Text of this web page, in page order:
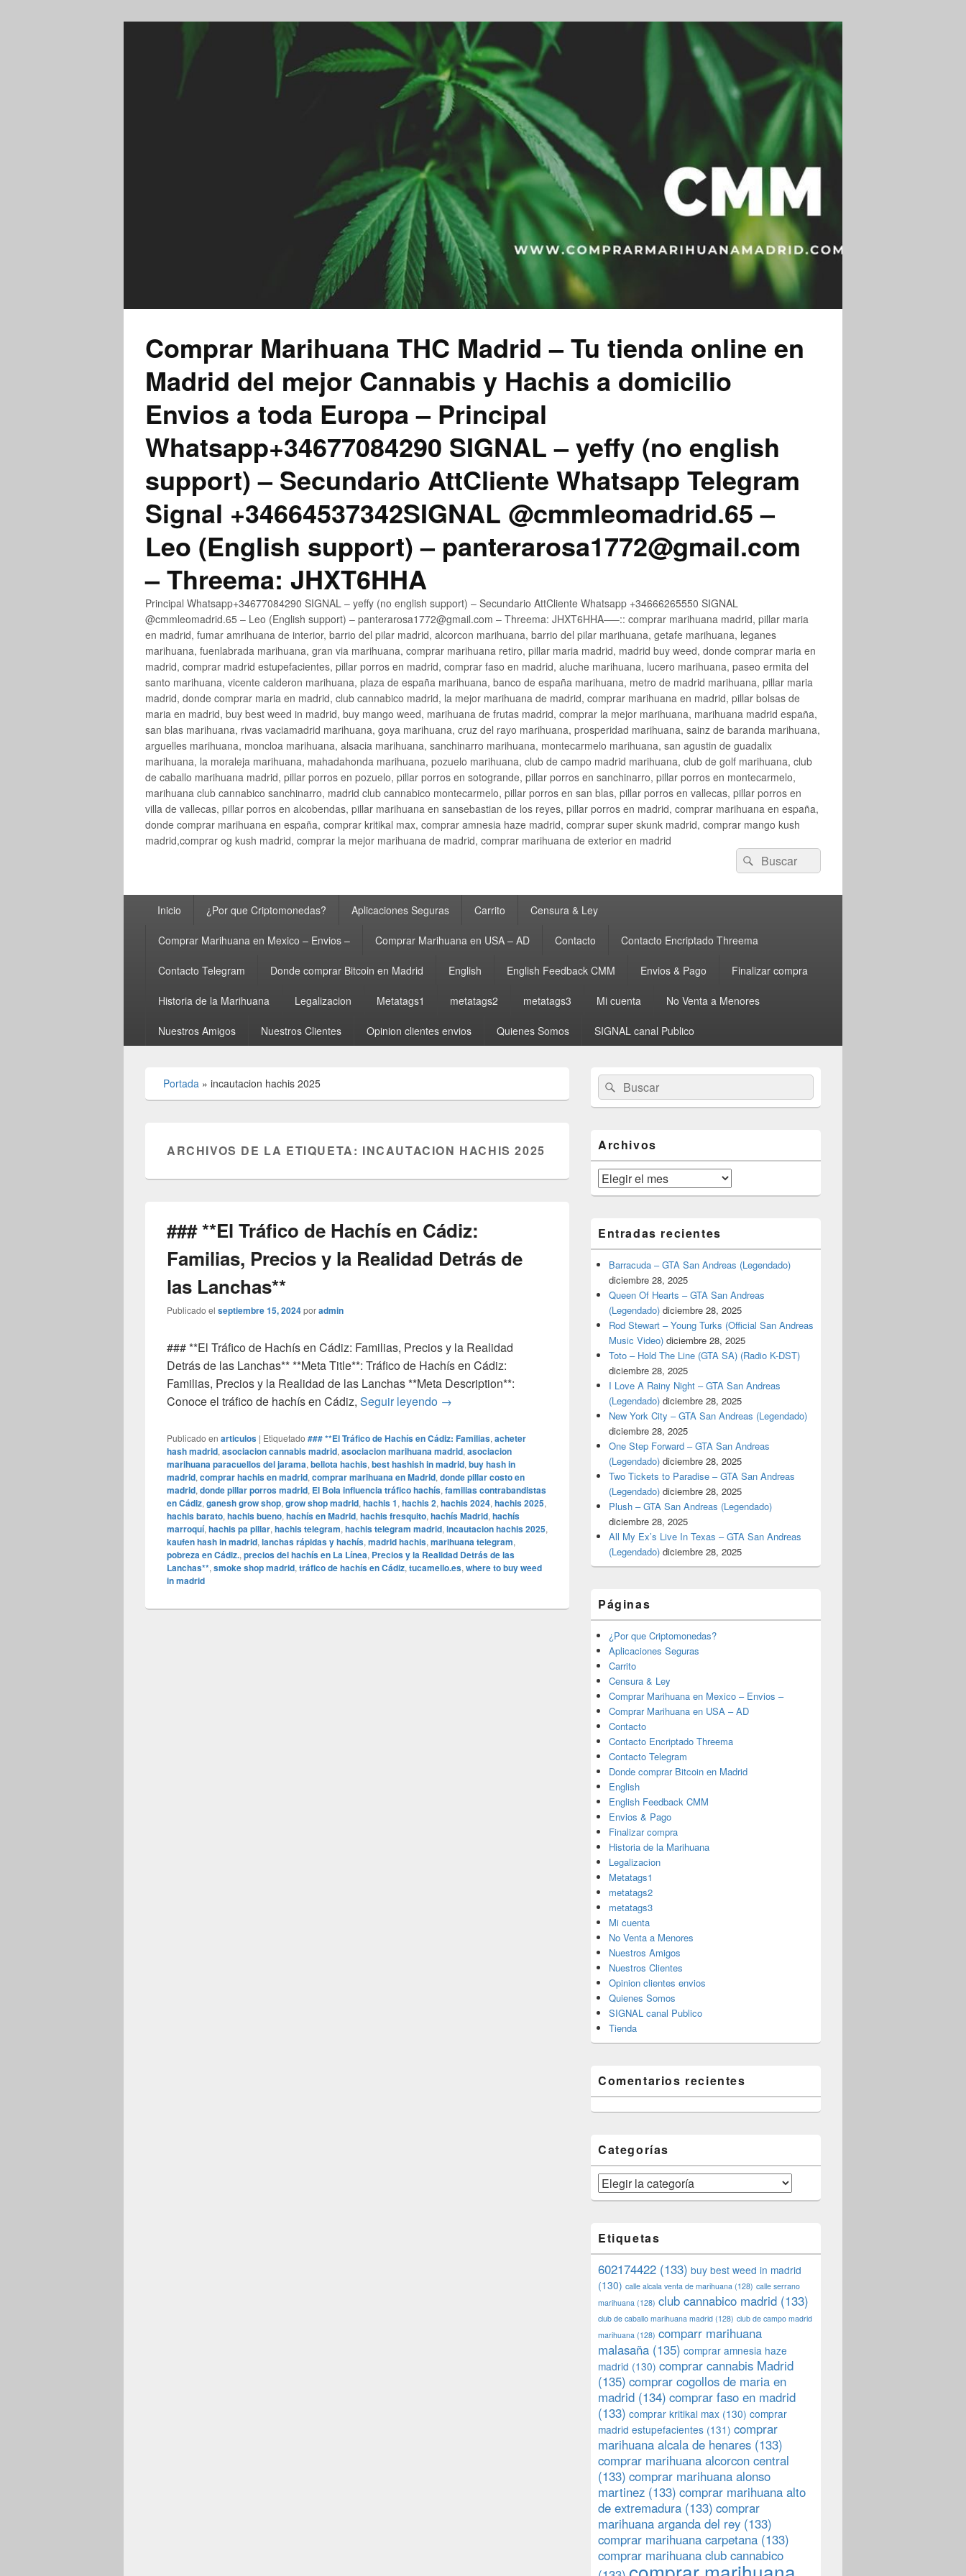
Comprar Marihuana THC Madrid – Tu tienda online en
Madrid del mejor Cannabis y Hachis a domicilio
Envios a toda Europa – Principal
Whatsapp+34677084290 SIGNAL – yeffy (no english
support) – Secundario AttCliente Whatsapp Telegram
Signal +34664537342SIGNAL @cmmleomadrid.65 –
Leo (English support) – panterarosa1772@gmail.com
– Threema: JHXT6HHA
Principal Whatsapp+34677084290 SIGNAL – yeffy (no english support) – Secundario AttCliente Whatsapp +34666265550 SIGNAL
@cmmleomadrid.65 – Leo (English support) – panterarosa1772@gmail.com – Threema: JHXT6HHA—–:: comprar marihuana madrid, pillar maria
en madrid, fumar amrihuana de interior, barrio del pilar madrid, alcorcon marihuana, barrio del pilar marihuana, getafe marihuana, leganes
marihuana, fuenlabrada marihuana, gran via marihuana, comprar marihuana retiro, pillar maria madrid, madrid buy weed, donde comprar maria en
madrid, comprar madrid estupefacientes, pillar porros en madrid, comprar faso en madrid, aluche marihuana, lucero marihuana, paseo ermita del
santo marihuana, vicente calderon marihuana, plaza de españa marihuana, banco de españa marihuana, metro de madrid marihuana, pillar maria
madrid, donde comprar maria en madrid, club cannabico madrid, la mejor marihuana de madrid, comprar marihuana en madrid, pillar bolsas de
maria en madrid, buy best weed in madrid, buy mango weed, marihuana de frutas madrid, comprar la mejor marihuana, marihuana madrid españa,
san blas marihuana, rivas vaciamadrid marihuana, goya marihuana, cruz del rayo marihuana, prosperidad marihuana, sainz de baranda marihuana,
arguelles marihuana, moncloa marihuana, alsacia marihuana, sanchinarro marihuana, montecarmelo marihuana, san agustin de guadalix
marihuana, la moraleja marihuana, mahadahonda marihuana, pozuelo marihuana, club de campo madrid marihuana, club de golf marihuana, club
de caballo marihuana madrid, pillar porros en pozuelo, pillar porros en sotogrande, pillar porros en sanchinarro, pillar porros en montecarmelo,
marihuana club cannabico sanchinarro, madrid club cannabico montecarmelo, pillar porros en san blas, pillar porros en vallecas, pillar porros en
villa de vallecas, pillar porros en alcobendas, pillar marihuana en sansebastian de los reyes, pillar porros en madrid, comprar marihuana en españa,
donde comprar marihuana en españa, comprar kritikal max, comprar amnesia haze madrid, comprar super skunk madrid, comprar mango kush
madrid,comprar og kush madrid, comprar la mejor marihuana de madrid, comprar marihuana de exterior en madrid
Buscar
por:
Buscar
principalInicio ¿Por que Criptomonedas? Aplicaciones Seguras Carrito Censura & Ley
Comprar Marihuana en Mexico – Envios – Comprar Marihuana en USA – AD Contacto Contacto Encriptado Threema
Contacto Telegram Donde comprar Bitcoin en Madrid English English Feedback CMM Envios & Pago Finalizar compra
Historia de la Marihuana Legalizacion Metatags1 metatags2 metatags3 Mi cuenta No Venta a Menores
Nuestros Amigos Nuestros Clientes Opinion clientes envios Quienes Somos SIGNAL canal Publico
Portada » incautacion hachis 2025
ARCHIVOS DE LA ETIQUETA: INCAUTACION HACHIS 2025
### **El Tráfico de Hachís en Cádiz:
Familias, Precios y la Realidad Detrás de
las Lanchas**
Publicado el septiembre 15, 2024poradmin
### **El Tráfico de Hachís en Cádiz: Familias, Precios y la Realidad
Detrás de las Lanchas** **Meta Title**: Tráfico de Hachís en Cádiz:
Familias, Precios y la Realidad de las Lanchas **Meta Description**:
Conoce el tráfico de hachís en Cádiz, Seguir leyendo ### **El Tráfico de Hachís en Cádiz: Familias, Precios y la Realidad Detrás de las Lanchas**
→
Publicado en articulos | Etiquetado ### **El Tráfico de Hachís en Cádiz: Familias, acheter
hash madrid, asociacion cannabis madrid, asociacion marihuana madrid, asociacion
marihuana paracuellos del jarama, bellota hachis, best hashish in madrid, buy hash in
madrid, comprar hachis en madrid, comprar marihuana en Madrid, donde pillar costo en
madrid, donde pillar porros madrid, El Bola influencia tráfico hachís, familias contrabandistas
en Cádiz, ganesh grow shop, grow shop madrid, hachis 1, hachis 2, hachis 2024, hachis 2025,
hachis barato, hachis bueno, hachís en Madrid, hachis fresquito, hachís Madrid, hachís
marroquí, hachis pa pillar, hachis telegram, hachis telegram madrid, incautacion hachis 2025,
kaufen hash in madrid, lanchas rápidas y hachís, madrid hachis, marihuana telegram,
pobreza en Cádiz., precios del hachís en La Línea, Precios y la Realidad Detrás de las
Lanchas**, smoke shop madrid, tráfico de hachís en Cádiz, tucamello.es, where to buy weed
in madrid
área
de
widget
lateral
primaria
Buscar
por:
Buscar
Archivos
Archivos
Entradas recientes
Barracuda – GTA San Andreas (Legendado)
diciembre 28, 2025
Queen Of Hearts – GTA San Andreas
(Legendado) diciembre 28, 2025
Rod Stewart – Young Turks (Official San Andreas
Music Video) diciembre 28, 2025
Toto – Hold The Line (GTA SA) (Radio K-DST)
diciembre 28, 2025
I Love A Rainy Night – GTA San Andreas
(Legendado) diciembre 28, 2025
New York City – GTA San Andreas (Legendado)
diciembre 28, 2025
One Step Forward – GTA San Andreas
(Legendado) diciembre 28, 2025
Two Tickets to Paradise – GTA San Andreas
(Legendado) diciembre 28, 2025
Plush – GTA San Andreas (Legendado)
diciembre 28, 2025
All My Ex’s Live In Texas – GTA San Andreas
(Legendado) diciembre 28, 2025
Páginas
¿Por que Criptomonedas?
Aplicaciones Seguras
Carrito
Censura & Ley
Comprar Marihuana en Mexico – Envios –
Comprar Marihuana en USA – AD
Contacto
Contacto Encriptado Threema
Contacto Telegram
Donde comprar Bitcoin en Madrid
English
English Feedback CMM
Envios & Pago
Finalizar compra
Historia de la Marihuana
Legalizacion
Metatags1
metatags2
metatags3
Mi cuenta
No Venta a Menores
Nuestros Amigos
Nuestros Clientes
Opinion clientes envios
Quienes Somos
SIGNAL canal Publico
Tienda
Comentarios recientes
Categorías
Categorías
Etiquetas
602174422 (133) buy best weed in madrid
(130) calle alcala venta de marihuana (128) calle serrano
marihuana (128) club cannabico madrid (133)
club de caballo marihuana madrid (128) club de campo madrid
marihuana (128) comparr marihuana
malasaña (135) comprar amnesia haze
madrid (130) comprar cannabis Madrid
(135) comprar cogollos de maria en
madrid (134) comprar faso en madrid
(133) comprar kritikal max (130) comprar
madrid estupefacientes (131) comprar
marihuana alcala de henares (133)
comprar marihuana alcorcon central
(133) comprar marihuana alonso
martinez (133) comprar marihuana alto
de extremadura (133) comprar
marihuana arganda del rey (133)
comprar marihuana carpetana (133)
comprar marihuana club cannabico